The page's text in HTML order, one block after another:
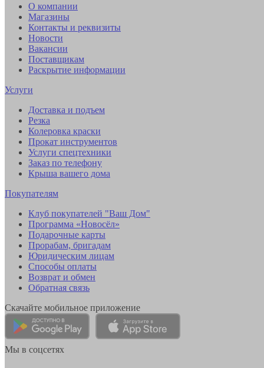
О компании
Магазины
Контакты и реквизиты
Новости
Вакансии
Поставщикам
Раскрытие информации
Услуги
Доставка и подъем
Резка
Колеровка краски
Прокат инструментов
Услуги спецтехники
Заказ по телефону
Крыша вашего дома
Покупателям
Клуб покупателей "Ваш Дом"
Программа «Новосёл»
Подарочные карты
Прорабам, бригадам
Юридическим лицам
Способы оплаты
Возврат и обмен
Обратная связь
Скачайте мобильное приложение
Мы в соцсетях